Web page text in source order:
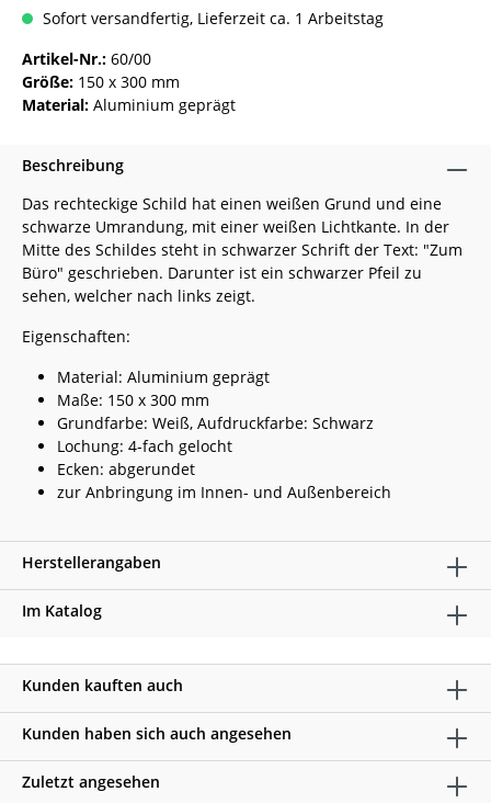
Sofort versandfertig, Lieferzeit ca. 1 Arbeitstag
Artikel-Nr.: 60/00
Größe: 150 x 300 mm
Material: Aluminium geprägt
Beschreibung
Das rechteckige Schild hat einen weißen Grund und eine
schwarze Umrandung, mit einer weißen Lichtkante. In der
Mitte des Schildes steht in schwarzer Schrift der Text: "Zum
Büro" geschrieben. Darunter ist ein schwarzer Pfeil zu
sehen, welcher nach links zeigt.
Eigenschaften:
Material: Aluminium geprägt
Maße: 150 x 300 mm
Grundfarbe: Weiß, Aufdruckfarbe: Schwarz
Lochung: 4-fach gelocht
Ecken: abgerundet
zur Anbringung im Innen- und Außenbereich
Herstellerangaben
Im Katalog
Kunden kauften auch
Kunden haben sich auch angesehen
Zuletzt angesehen